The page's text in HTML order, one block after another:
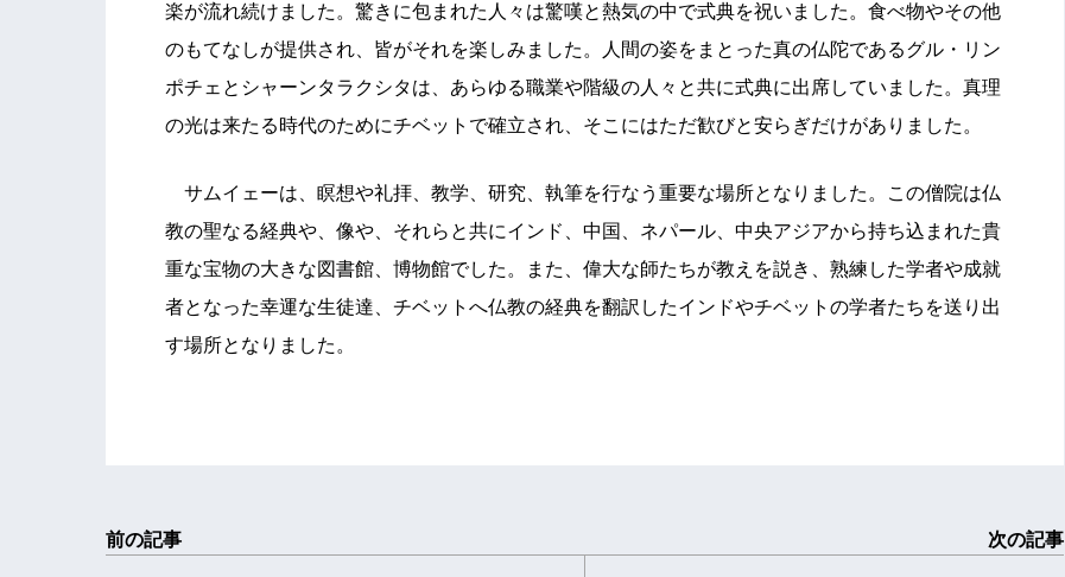
楽が流れ続けました。驚きに包まれた人々は驚嘆と熱気の中で式典を祝いました。食べ物やその他
のもてなしが提供され、皆がそれを楽しみました。人間の姿をまとった真の仏陀であるグル・リン
ポチェとシャーンタラクシタは、あらゆる職業や階級の人々と共に式典に出席していました。真理
の光は来たる時代のためにチベットで確立され、そこにはただ歓びと安らぎだけがありました。
サムイェーは、瞑想や礼拝、教学、研究、執筆を行なう重要な場所となりました。この僧院は仏
教の聖なる経典や、像や、それらと共にインド、中国、ネパール、中央アジアから持ち込まれた貴
重な宝物の大きな図書館、博物館でした。また、偉大な師たちが教えを説き、熟練した学者や成就
者となった幸運な生徒達、チベットへ仏教の経典を翻訳したインドやチベットの学者たちを送り出
す場所となりました。
前の記事 次の記事